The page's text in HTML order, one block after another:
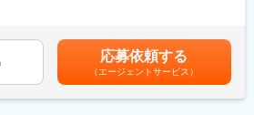
界1位：
考えています。
補足＞■上記「その他固定手当」：在宅勤務手
目安の金額であり、選考を通じて上下する可
(月額)は固定手当を含めた表記です。
応募依頼する
（エージェントサービス）